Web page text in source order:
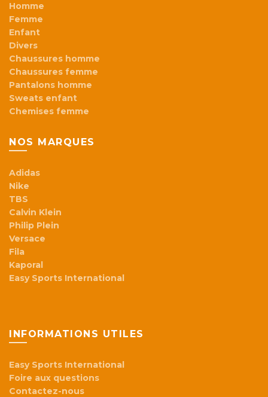
Homme
Femme
Enfant
Divers
Chaussures homme
Chaussures femme
Pantalons homme
Sweats enfant
Chemises femme
NOS MARQUES
Adidas
Nike
TBS
Calvin Klein
Philip Plein
Versace
Fila
Kaporal
Easy Sports International
INFORMATIONS UTILES
Easy Sports International
Foire aux questions
Contactez-nous